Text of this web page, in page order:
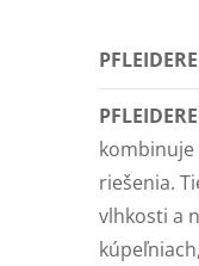
riešenia.
vlhkosti a